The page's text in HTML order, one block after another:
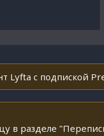
Lyfta с подпиской
в разделе